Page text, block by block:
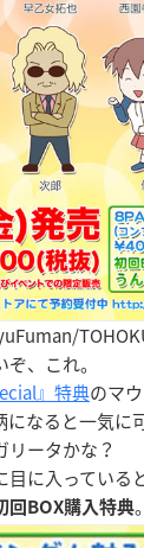
、これ。
』特典のマ
なると一気に
リータかな？
目に入っている
回BOX購入特典。